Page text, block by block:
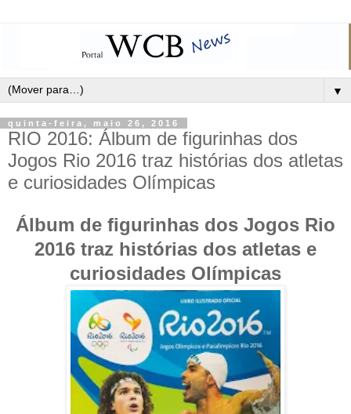
▼
quinta-feira, maio 26, 2016
RIO 2016: Álbum de figurinhas dos
Jogos Rio 2016 traz histórias dos atletas
e curiosidades Olímpicas
Álbum de figurinhas dos Jogos Rio
2016 traz histórias dos atletas e
curiosidades Olímpicas